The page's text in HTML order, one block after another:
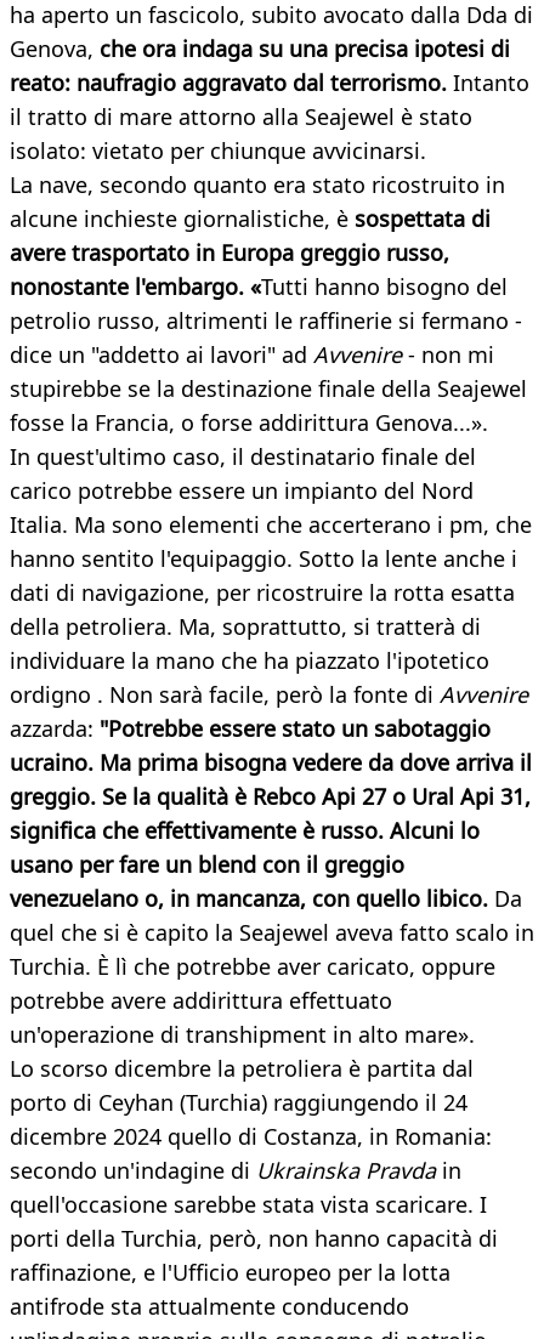
ha aperto un fascicolo, subito avocato dalla Dda di
Genova, che ora indaga su una precisa ipotesi di
reato: naufragio aggravato dal terrorismo. Intanto
il tratto di mare attorno alla Seajewel è stato
isolato: vietato per chiunque avvicinarsi.
La nave, secondo quanto era stato ricostruito in
alcune inchieste giornalistiche, è sospettata di
avere trasportato in Europa greggio russo,
nonostante l'embargo. «Tutti hanno bisogno del
petrolio russo, altrimenti le raffinerie si fermano -
dice un "addetto ai lavori" ad Avvenire- non mi
stupirebbe se la destinazione finale della Seajewel
fosse la Francia, o forse addirittura Genova...».
In quest'ultimo caso, il destinatario finale del
carico potrebbe essere un impianto del Nord
Italia. Ma sono elementi che accerterano i pm, che
hanno sentito l'equipaggio. Sotto la lente anche i
dati di navigazione, per ricostruire la rotta esatta
della petroliera. Ma, soprattutto, si tratterà di
individuare la mano che ha piazzato l'ipotetico
ordigno . Non sarà facile, però la fonte di Avvenire
azzarda: "Potrebbe essere stato un sabotaggio
ucraino. Ma prima bisogna vedere da dove arriva il
greggio. Se la qualità è Rebco Api 27 o Ural Api 31,
significa che effettivamente è russo. Alcuni lo
usano per fare un blend con il greggio
venezuelano o, in mancanza, con quello libico. Da
quel che si è capito la Seajewel aveva fatto scalo in
Turchia. È lì che potrebbe aver caricato, oppure
potrebbe avere addirittura effettuato
un'operazione di transhipment in alto mare».
Lo scorso dicembre la petroliera è partita dal
porto di Ceyhan (Turchia) raggiungendo il 24
dicembre 2024 quello di Costanza, in Romania:
secondo un'indagine di Ukrainska Pravdain
quell'occasione sarebbe stata vista scaricare. I
porti della Turchia, però, non hanno capacità di
raffinazione, e l'Ufficio europeo per la lotta
antifrode sta attualmente conducendo